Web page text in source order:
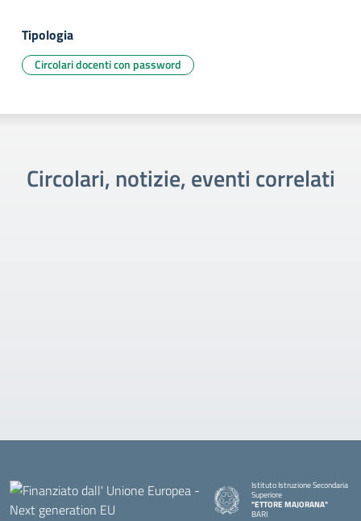
Tipologia
Circolari docenti con password
Circolari, notizie, eventi correlati
Istituto Istruzione Secondaria
Superiore
"ETTORE MAJORANA"
BARI